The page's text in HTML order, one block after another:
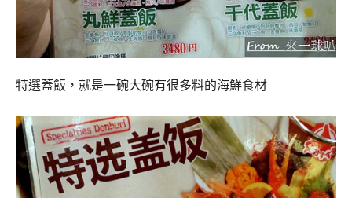
特選蓋飯，就是一碗大碗有很多料的海鮮食材